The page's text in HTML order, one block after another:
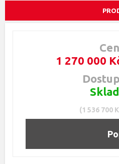
1 270 000
(1 536 700